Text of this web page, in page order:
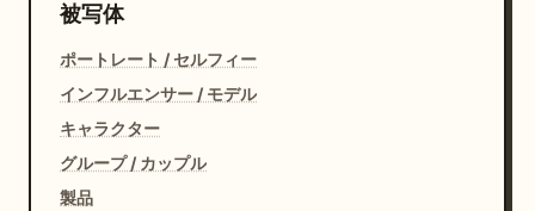
被写体
ポートレート / セルフィー
インフルエンサー / モデル
キャラクター
グループ / カップル
製品